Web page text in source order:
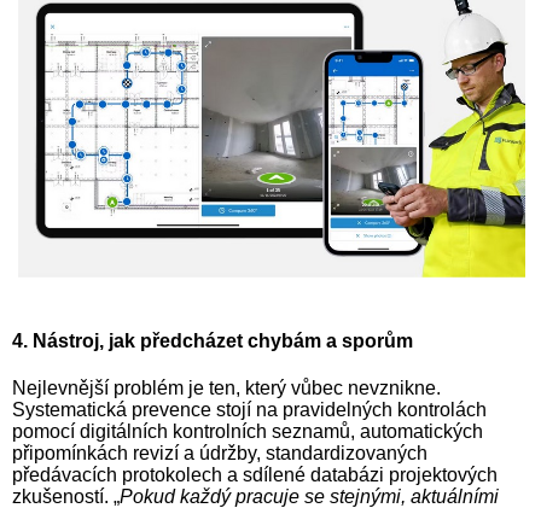
4. Nástroj, jak předcházet chybám a sporům
Nejlevnější problém je ten, který vůbec nevznikne.
Systematická prevence stojí na pravidelných kontrolách
pomocí digitálních kontrolních seznamů, automatických
připomínkách revizí a údržby, standardizovaných
předávacích protokolech a sdílené databázi projektových
zkušeností. „Pokud každý pracuje se stejnými, aktuálními